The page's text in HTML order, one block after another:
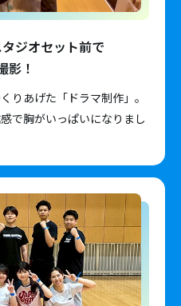
タジオセット前で
影！
りあげた「ドラマ制作」。
で胸がいっぱいになりまし